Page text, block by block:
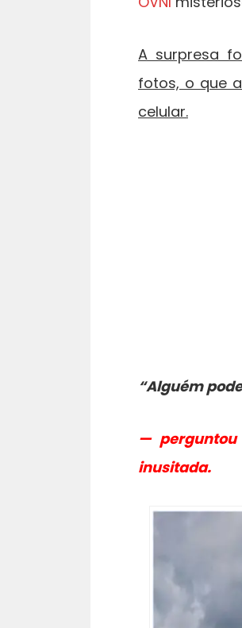
A surpresa
fotos, o que
celular.
“Alguém
— perguntou
inusitada.